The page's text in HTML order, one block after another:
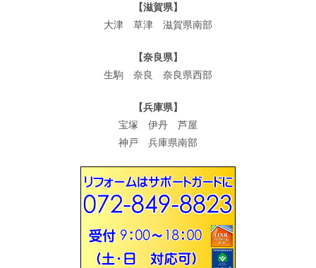
【滋賀県】
大津 草津 滋賀県南部
【奈良県】
生駒 奈良 奈良県西部
【兵庫県】
宝塚 伊丹 芦屋
神戸 兵庫県南部